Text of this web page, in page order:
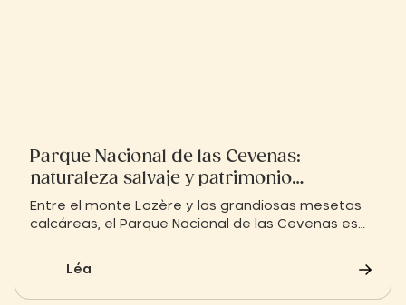
Parque Nacional de las Cevenas:
naturaleza salvaje y patrimonio
preservado
Entre el monte Lozère y las grandiosas mesetas
calcáreas, el Parque Nacional de las Cevenas es
visita obligada y las reglas de oro para disfrutar
Léa